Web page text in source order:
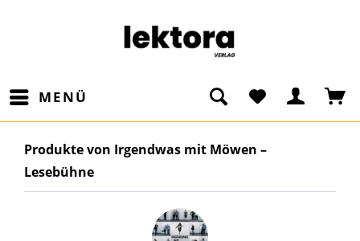
MENÜ
Produkte von Irgendwas mit Möwen –
Lesebühne